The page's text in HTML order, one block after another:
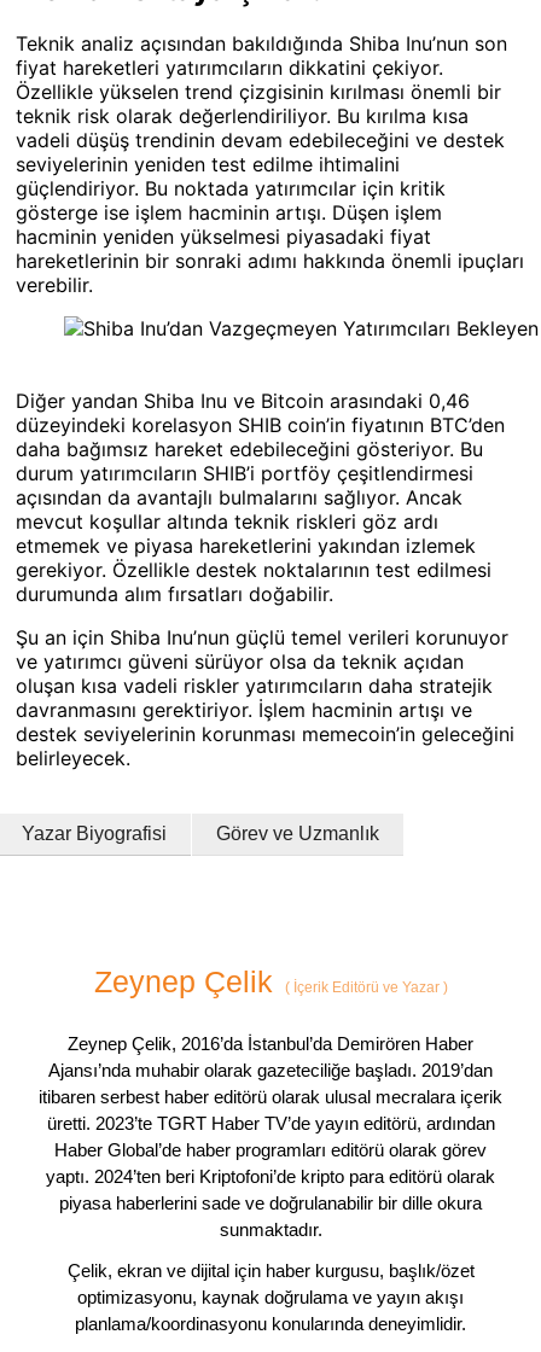
Teknik analiz açısından bakıldığında Shiba Inu’nun son
fiyat hareketleri yatırımcıların dikkatini çekiyor.
Özellikle yükselen trend çizgisinin kırılması önemli bir
teknik risk olarak değerlendiriliyor. Bu kırılma kısa
vadeli düşüş trendinin devam edebileceğini ve destek
seviyelerinin yeniden test edilme ihtimalini
güçlendiriyor. Bu noktada yatırımcılar için kritik
gösterge ise işlem hacminin artışı. Düşen işlem
hacminin yeniden yükselmesi piyasadaki fiyat
hareketlerinin bir sonraki adımı hakkında önemli ipuçları
verebilir.
Diğer yandan Shiba Inu ve Bitcoin arasındaki 0,46
düzeyindeki korelasyon SHIB coin’in fiyatının BTC’den
daha bağımsız hareket edebileceğini gösteriyor. Bu
durum yatırımcıların SHIB’i portföy çeşitlendirmesi
açısından da avantajlı bulmalarını sağlıyor. Ancak
mevcut koşullar altında teknik riskleri göz ardı
etmemek ve piyasa hareketlerini yakından izlemek
gerekiyor. Özellikle destek noktalarının test edilmesi
durumunda alım fırsatları doğabilir.
Şu an için Shiba Inu’nun güçlü temel verileri korunuyor
ve yatırımcı güveni sürüyor olsa da teknik açıdan
oluşan kısa vadeli riskler yatırımcıların daha stratejik
davranmasını gerektiriyor. İşlem hacminin artışı ve
destek seviyelerinin korunması memecoin’in geleceğini
belirleyecek.
Yazar Biyografisi Görev ve Uzmanlık
Zeynep Çelik (İçerik Editörü ve Yazar )
Zeynep Çelik, 2016’da İstanbul’da Demirören Haber
Ajansı’nda muhabir olarak gazeteciliğe başladı. 2019’dan
itibaren serbest haber editörü olarak ulusal mecralara içerik
üretti. 2023’te TGRT Haber TV’de yayın editörü, ardından
Haber Global’de haber programları editörü olarak görev
yaptı. 2024’ten beri Kriptofoni’de kripto para editörü olarak
piyasa haberlerini sade ve doğrulanabilir bir dille okura
sunmaktadır.
Çelik, ekran ve dijital için haber kurgusu, başlık/özet
optimizasyonu, kaynak doğrulama ve yayın akışı
planlama/koordinasyonu konularında deneyimlidir.